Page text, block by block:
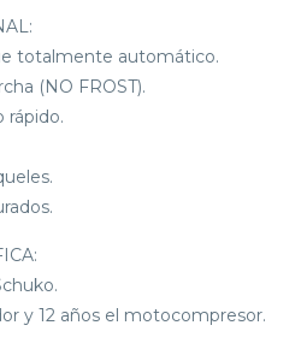
totalmente automático.
(NO FROST).
rápido.
y 12 años el motocompresor.